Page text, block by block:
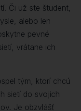
Či už ste študent,
alebo len
pevné
vrátane ich
tým, ktorí chcú
sietí do svojich
Je obzvlášť